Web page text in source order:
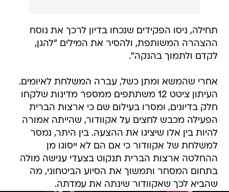
תחילה, ניסו הפקידים שנכחו בדיון לרכך את נוסח
ההצהרה המשותפת, ולהסיר את המילים "להגן,
לקדם ולתמוך בהנקה".
אחרי שהמשא ומתן כשל, עברה המשלחת לאיומים.
העיתון ציטט 12 משתתפים ממספר מדינות שלקחו
חלק בדיונים, ומסרו בעילום שם כי ארצות הברית
הפעילה מכבש לחצים על אקוודור, שהייתה אמורה
להיות בין אלו שיציגו את ההצעה. בין היתר, נמסר
למשלחת של אקוודור כי אם הם לא ייסוגו מן
ההחלטה ארצות הברית תנקוט בצעדי ענישה מולה
בתחום המסחר ותמשוך את הסיוע הביטחוני, מה
שהביא לכך שאקוודור שינתה את עמדתה.